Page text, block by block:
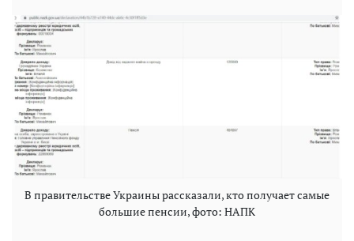
В правительстве Украины рассказали, кто получает самые
большие пенсии, фото: НАПК